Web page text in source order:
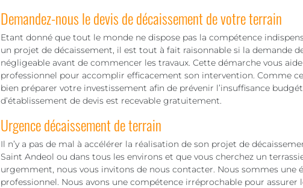
Demandez-nous le devis de décaissement de votre terrain
Etant donné que tout le monde ne dispose pas la compétence
un projet de décaissement, il est tout à fait raisonnable si la demande
négligeable avant de commencer les travaux. Cette démarche vous
professionnel pour accomplir efficacement son intervention. Comme
bien préparer votre investissement afin de prévenir l’insuffisance
d’établissement de devis est recevable gratuitement.
Urgence décaissement de terrain
Il n’y a pas de mal à accélérer la réalisation de son projet de
Saint Andeol ou dans tous les environs et que vous cherchez un
urgemment, nous vous invitons de nous contacter. Nous sommes une
professionnel. Nous avons une compétence irréprochable pour assurer